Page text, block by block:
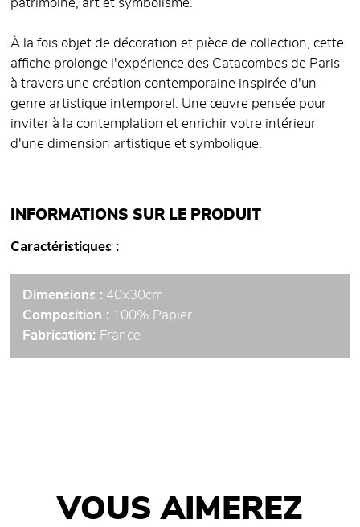
patrimoine, art et symbolisme.
À la fois objet de décoration et pièce de collection, cette
affiche prolonge l'expérience des Catacombes de Paris
à travers une création contemporaine inspirée d'un
genre artistique intemporel. Une œuvre pensée pour
inviter à la contemplation et enrichir votre intérieur
d'une dimension artistique et symbolique.
INFORMATIONS SUR LE PRODUIT
Caractéristiques
Dimensions : 40x30cm
Composition : 100% Papier
Fabrication: France
VOUS AIMEREZ